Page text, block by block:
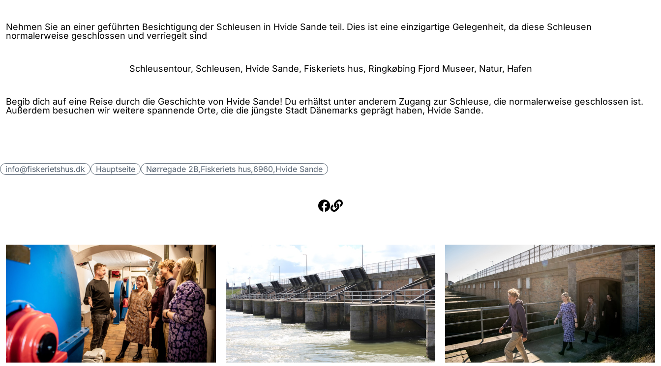
Nehmen Sie an einer geführten Besichtigung der Schleusen in Hvide Sande teil. Dies ist eine einzigartige Gelegenheit, da diese Schleusen
normalerweise geschlossen und verriegelt sind
Schleusentour, Schleusen, Hvide Sande, Fiskeriets hus, Ringkøbing Fjord Museer, Natur, Hafen
Begib dich auf eine Reise durch die Geschichte von Hvide Sande! Du erhältst unter anderem Zugang zur Schleuse, die normalerweise geschlossen ist.
Außerdem besuchen wir weitere spannende Orte, die die jüngste Stadt Dänemarks geprägt haben, Hvide Sande.
info@fiskerietshus.dk Hauptseite Nørregade 2B,Fiskeriets hus,6960,Hvide Sande